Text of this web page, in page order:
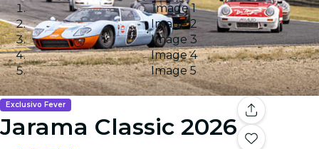
Image 1
Image 2
Image 3
Image 4
Image 5
Exclusivo Fever
Jarama Classic 2026